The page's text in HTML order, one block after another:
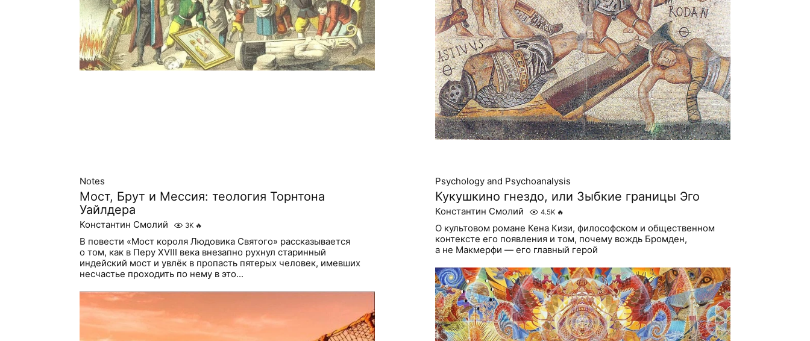
Notes
Мост, Брут и Мессия: теология Торнтона
Уайлдера
Константин Смолий 3K 🔥
В повести «Мост короля Людовика Святого» рассказывается
о том, как в Перу XVIII века внезапно рухнул старинный
индейский мост и увлёк в пропасть пятерых человек, имевших
несчастье проходить по нему в это...
Psychology and Psychoanalysis
Кукушкино гнездо, или Зыбкие границы Эго
Константин Смолий 4.5K 🔥
О культовом романе Кена Кизи, философском и общественном
контексте его появления и том, почему вождь Бромден,
а не Макмерфи — его главный герой